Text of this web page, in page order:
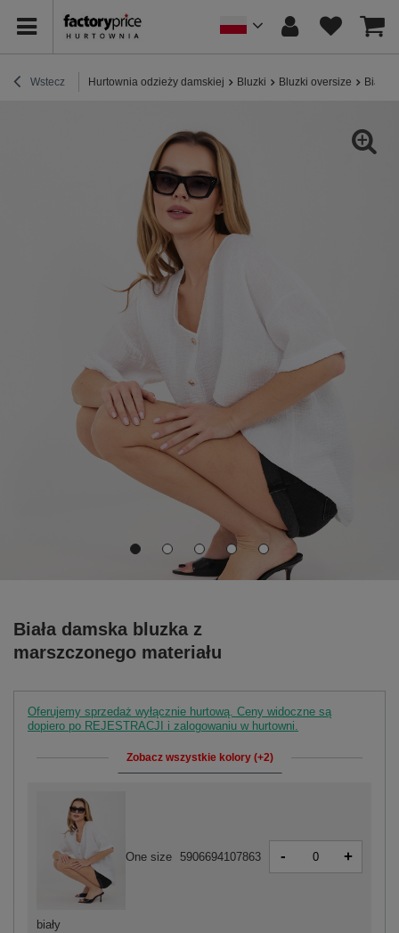
Wstecz Hurtownia odzieży damskiej Bluzki Bluzki oversize Biała
Biała damska bluzka z
marszczonego materiału
Oferujemy sprzedaż wyłącznie hurtową. Ceny widoczne są
dopiero po REJESTRACJI i zalogowaniu w hurtowni.
Zobacz wszystkie kolory (+2)
biały
One size 5906694107863 - +